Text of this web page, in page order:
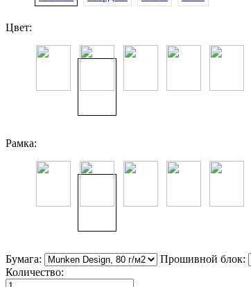
Цвет:
Рамка:
Бумага: Прошивной блок:
Количество: